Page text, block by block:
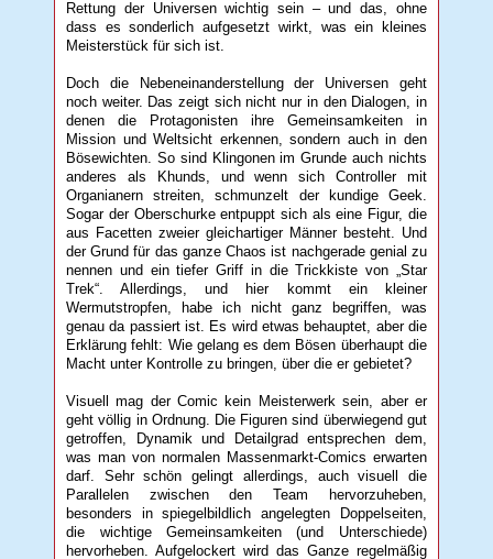
Rettung der Universen wichtig sein – und das, ohne
dass es sonderlich aufgesetzt wirkt, was ein kleines
Meisterstück für sich ist.
Doch die Nebeneinanderstellung der Universen geht
noch weiter. Das zeigt sich nicht nur in den Dialogen, in
denen die Protagonisten ihre Gemeinsamkeiten in
Mission und Weltsicht erkennen, sondern auch in den
Bösewichten. So sind Klingonen im Grunde auch nichts
anderes als Khunds, und wenn sich Controller mit
Organianern streiten, schmunzelt der kundige Geek.
Sogar der Oberschurke entpuppt sich als eine Figur, die
aus Facetten zweier gleichartiger Männer besteht. Und
der Grund für das ganze Chaos ist nachgerade genial zu
nennen und ein tiefer Griff in die Trickkiste von „Star
Trek“. Allerdings, und hier kommt ein kleiner
Wermutstropfen, habe ich nicht ganz begriffen, was
genau da passiert ist. Es wird etwas behauptet, aber die
Erklärung fehlt: Wie gelang es dem Bösen überhaupt die
Macht unter Kontrolle zu bringen, über die er gebietet?
Visuell mag der Comic kein Meisterwerk sein, aber er
geht völlig in Ordnung. Die Figuren sind überwiegend gut
getroffen, Dynamik und Detailgrad entsprechen dem,
was man von normalen Massenmarkt-Comics erwarten
darf. Sehr schön gelingt allerdings, auch visuell die
Parallelen zwischen den Team hervorzuheben,
besonders in spiegelbildlich angelegten Doppelseiten,
die wichtige Gemeinsamkeiten (und Unterschiede)
hervorheben. Aufgelockert wird das Ganze regelmäßig